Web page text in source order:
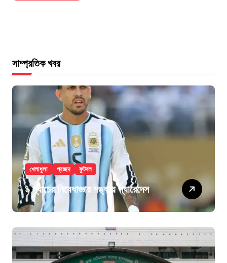
সাম্প্রতিক খবর
খেলাধুলা প্রচ্ছদ ফুটবল
৯ ম্যাচের নিষেধাজ্ঞার শঙ্কায় প্যারেদেস